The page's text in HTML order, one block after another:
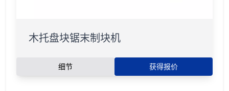
木托盘块锯末制块机
细节 获得报价